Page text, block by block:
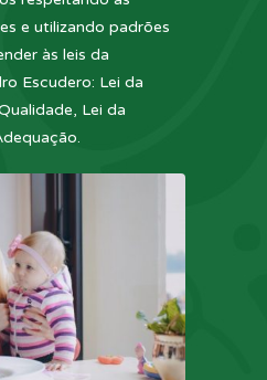
e utilizando padrões
às leis da
Escudero: Lei da
Lei da